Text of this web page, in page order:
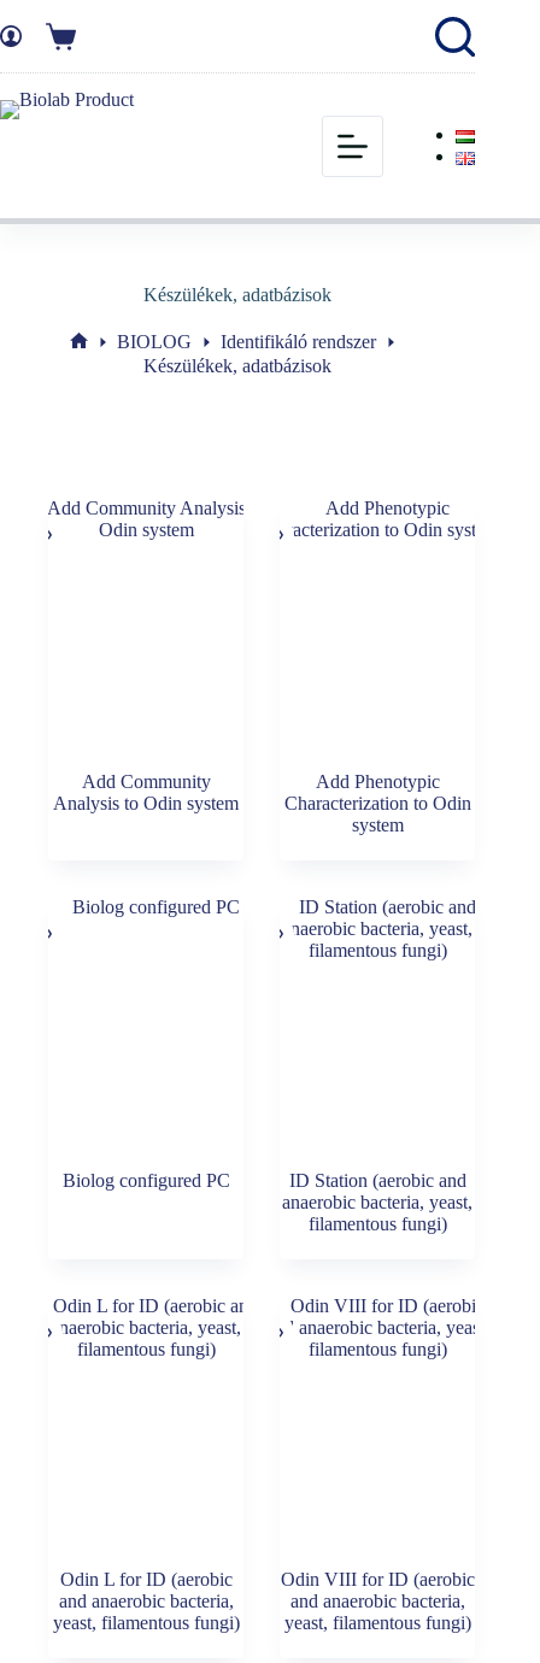
Készülékek, adatbázisok
BIOLOG
Identifikáló rendszer
Készülékek, adatbázisok
Add Community
Analysis to Odin system
Add Phenotypic
Characterization to Odin
system
Biolog configured PC
ID Station (aerobic and
anaerobic bacteria, yeast,
filamentous fungi)
Odin L for ID (aerobic
and anaerobic bacteria,
yeast, filamentous fungi)
Odin VIII for ID (aerobic
and anaerobic bacteria,
yeast, filamentous fungi)